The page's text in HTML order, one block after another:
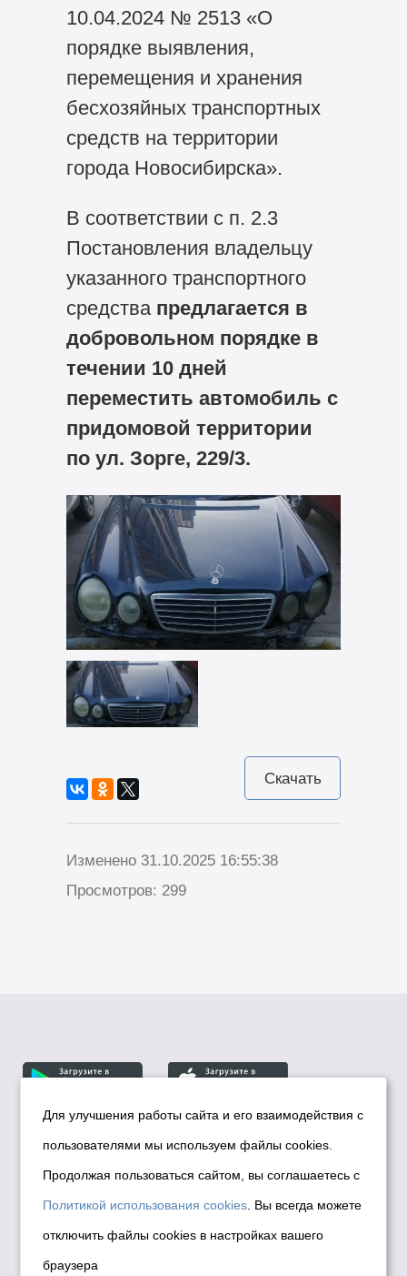
10.04.2024 № 2513 «О
порядке выявления,
перемещения и хранения
бесхозяйных транспортных
средств на территории
города Новосибирска».
В соответствии с п. 2.3
Постановления владельцу
указанного транспортного
средства предлагается в
добровольном порядке в
течении 10 дней
переместить автомобиль с
придомовой территории
по ул. Зорге, 229/3.
Скачать
Изменено 31.10.2025 16:55:38
Просмотров: 299
© Департамент информационной политики мэрии
города Новосибирска, 2026
Политика использования Cookies
Политика по обработке персональных
данных в информационных системах
мэрии города Новосибирска
Для улучшения работы сайта и его взаимодействия с
пользователями мы используем файлы cookies.
Продолжая пользоваться сайтом, вы соглашаетесь с
Политикой использования cookies . Вы всегда можете
отключить файлы cookies в настройках вашего
браузера